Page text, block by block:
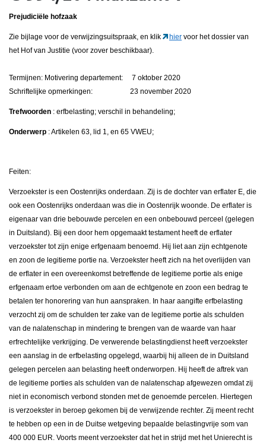
Prejudiciële hofzaak
Zie bijlage voor de verwijzingsuitspraak, en klik hier voor het dossier van
het Hof van Justitie (voor zover beschikbaar).
Termijnen: Motivering departement: 7 oktober 2020
Schriftelijke opmerkingen: 23 november 2020
Trefwoorden : erfbelasting; verschil in behandeling;
Onderwerp : Artikelen 63, lid 1, en 65 VWEU;
Feiten:
Verzoekster is een Oostenrijks onderdaan. Zij is de dochter van erflater E, die
ook een Oostenrijks onderdaan was die in Oostenrijk woonde. De erflater is
eigenaar van drie bebouwde percelen en een onbebouwd perceel (gelegen
in Duitsland). Bij een door hem opgemaakt testament heeft de erflater
verzoekster tot zijn enige erfgenaam benoemd. Hij liet aan zijn echtgenote
en zoon de legitieme portie na. Verzoekster heeft zich na het overlijden van
de erflater in een overeenkomst betreffende de legitieme portie als enige
erfgenaam ertoe verbonden om aan de echtgenote en zoon een bedrag te
betalen ter honorering van hun aanspraken. In haar aangifte erfbelasting
verzocht zij om de schulden ter zake van de legitieme portie als schulden
van de nalatenschap in mindering te brengen van de waarde van haar
erfrechtelijke verkrijging. De verwerende belastingdienst heeft verzoekster
een aanslag in de erfbelasting opgelegd, waarbij hij alleen de in Duitsland
gelegen percelen aan belasting heeft onderworpen. Hij heeft de aftrek van
de legitieme porties als schulden van de nalatenschap afgewezen omdat zij
niet in economisch verbond stonden met de genoemde percelen. Hiertegen
is verzoekster in beroep gekomen bij de verwijzende rechter. Zij meent recht
te hebben op een in de Duitse wetgeving bepaalde belastingvrije som van
400 000 EUR. Voorts meent verzoekster dat het in strijd met het Unierecht is